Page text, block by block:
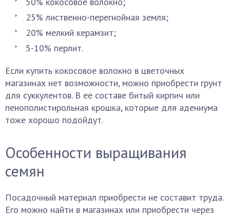
25% лиственно-перегнойная земля;
20% мелкий керамзит;
5-10% перлит.
Если купить кокосовое волокно в цветочных
магазинах нет возможности, можно приобрести грунт
для суккулентов. В ее составе битый кирпич или
пенополистирольная крошка, которые для адениума
тоже хорошо подойдут.
Особенности выращивания
семян
Посадочный материал приобрести не составит труда.
Его можно найти в магазинах или приобрести через